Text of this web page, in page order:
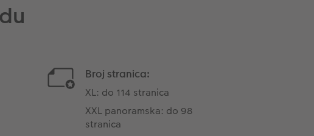
Broj stranica:
XL: do 114 stranica
XXL panoramska: do 98
stranica